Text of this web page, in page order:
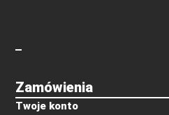
Zamówienia
Twoje konto